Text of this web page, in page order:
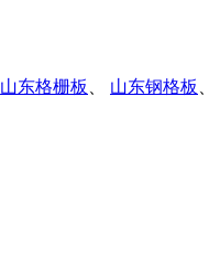
山东格栅板 山东钢格板